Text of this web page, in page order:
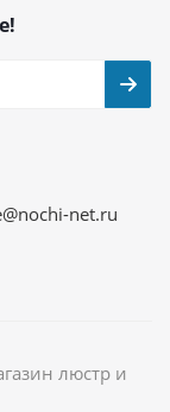
net.ru
люстр и